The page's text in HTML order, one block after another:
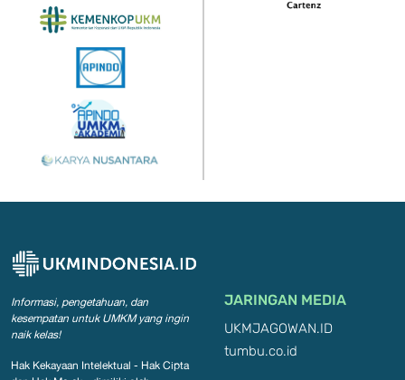
Informasi, pengetahuan, dan
kesempatan untuk UMKM yang ingin
naik kelas!
Hak Kekayaan Intelektual - Hak Cipta
JARINGAN MEDIA
UKMJAGOWAN.ID
tumbu.co.id